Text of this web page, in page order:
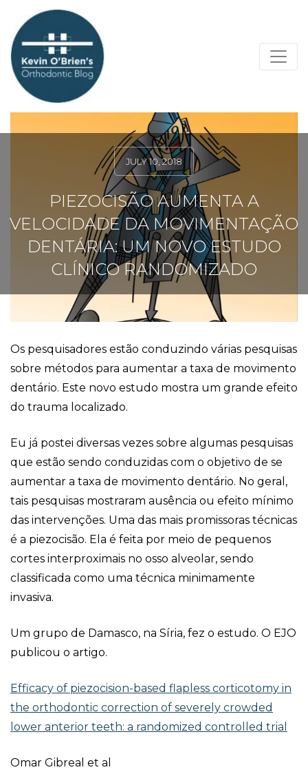
JULY 10, 2018
PIEZOCISÃO AUMENTA A
VELOCIDADE DA MOVIMENTAÇÃO
DENTÁRIA: UM NOVO ESTUDO
CLÍNICO RANDOMIZADO
Os pesquisadores estão conduzindo várias pesquisas
sobre métodos para aumentar a taxa de movimento
dentário. Este novo estudo mostra um grande efeito
do trauma localizado.
Eu já postei diversas vezes sobre algumas pesquisas
que estão sendo conduzidas com o objetivo de se
aumentar a taxa de movimento dentário. No geral,
tais pesquisas mostraram ausência ou efeito mínimo
das intervenções. Uma das mais promissoras técnicas
é a piezocisão. Ela é feita por meio de pequenos
cortes interproximais no osso alveolar, sendo
classificada como uma técnica minimamente
invasiva.
Um grupo de Damasco, na Síria, fez o estudo. O EJO
publicou o artigo.
Efficacy of piezocision-based flapless corticotomy in
the orthodontic correction of severely crowded
lower anterior teeth: a randomized controlled trial
Omar Gibreal et al